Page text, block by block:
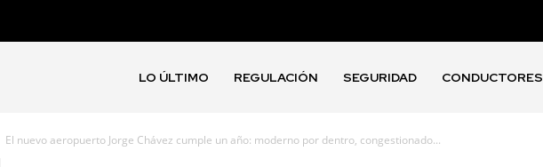
LO ÚLTIMO REGULACIÓN SEGURIDAD CONDUCTORES
El nuevo aeropuerto Jorge Chávez cumple un año: moderno por dentro, congestionado...